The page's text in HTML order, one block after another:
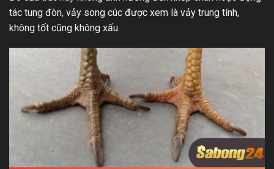
tác tung đòn, vảy song cúc được xem là vảy trung tính,
không tốt cũng không xấu.